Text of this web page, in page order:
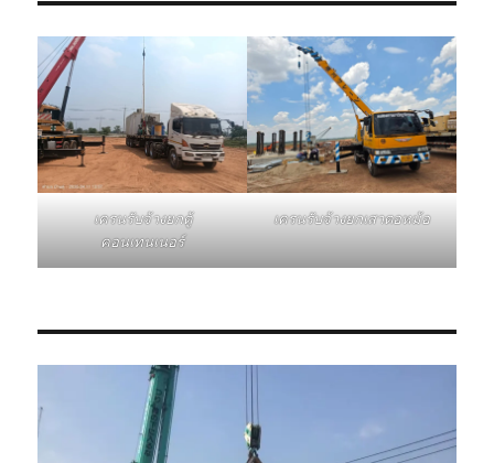
เครนรับจ้างยกตู้
คอนเทนเนอร์
เครนรับจ้างยกเสาตอหม้อ